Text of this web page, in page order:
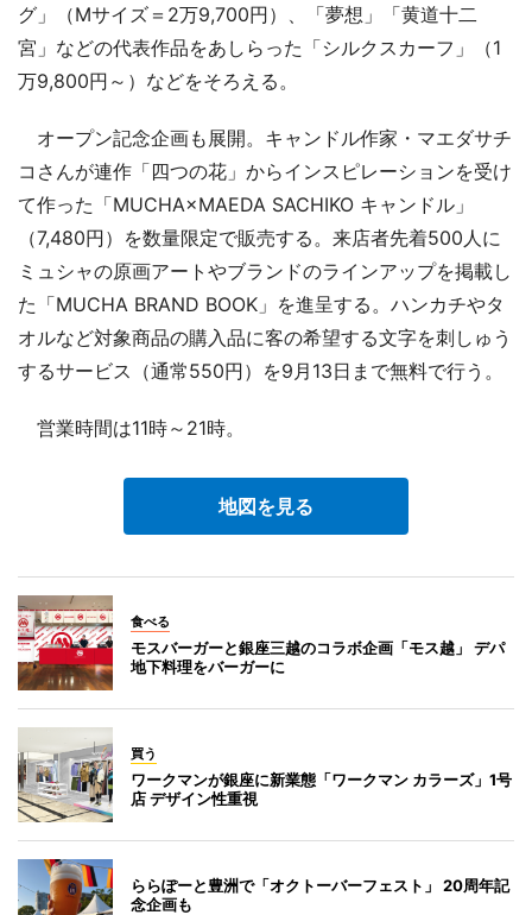
グ」（Mサイズ＝2万9,700円）、「夢想」「黄道十二
宮」などの代表作品をあしらった「シルクスカーフ」（1
万9,800円～）などをそろえる。
オープン記念企画も展開。キャンドル作家・マエダサチ
コさんが連作「四つの花」からインスピレーションを受け
て作った「MUCHA×MAEDA SACHIKO キャンドル」
（7,480円）を数量限定で販売する。来店者先着500人に
ミュシャの原画アートやブランドのラインアップを掲載し
た「MUCHA BRAND BOOK」を進呈する。ハンカチやタ
オルなど対象商品の購入品に客の希望する文字を刺しゅう
するサービス（通常550円）を9月13日まで無料で行う。
営業時間は11時～21時。
地図を見る
食べる
モスバーガーと銀座三越のコラボ企画「モス越」 デパ
地下料理をバーガーに
買う
ワークマンが銀座に新業態「ワークマン カラーズ」1号
店 デザイン性重視
ららぽーと豊洲で「オクトーバーフェスト」 20周年記
念企画も